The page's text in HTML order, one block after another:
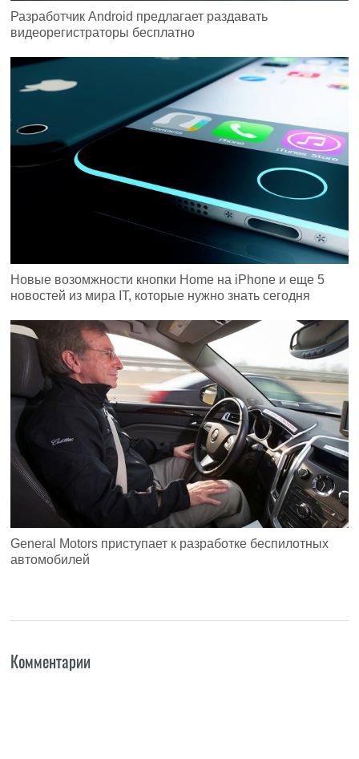
Разработчик Android предлагает раздавать
видеорегистраторы бесплатно
Новые возомжности кнопки Home на iPhone и еще 5
новостей из мира IT, которые нужно знать сегодня
General Motors приступает к разработке беспилотных
автомобилей
Комментарии